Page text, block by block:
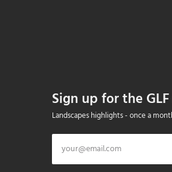
Sign up for the
Landscapes highlights - once a